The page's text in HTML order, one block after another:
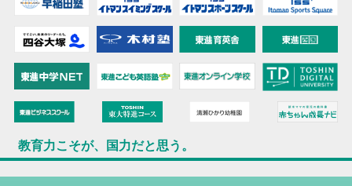
教育力こそが、国力だと思う。